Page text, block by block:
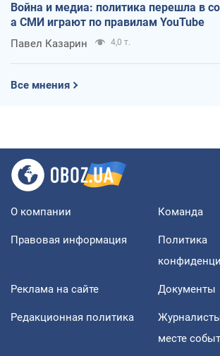
Война и медиа: политика перешла в
а СМИ играют по правилам YouTube
Павел Казарин 4,0 т.
Все мнения
О компании Команда
Правовая информация
Политика
Реклама на сайте Документы
Редакционная политика
месте